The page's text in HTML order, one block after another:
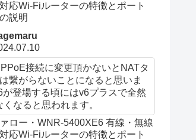
ら参照
型番
WBR-B11 WBR-G54ポート
応Wi-Fiルーターの特徴とポート
説明
接続に変更頂かないとNATタ
繋がらないことになると思いま
が登場する頃にはv6プラスで全然
くなると思われます。
ロー・WNR-5400XE6 有線・無線
応Wi-Fiルーターの特徴とポート